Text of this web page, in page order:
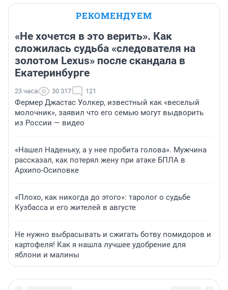
РЕКОМЕНДУЕМ
«Не хочется в это верить». Как
сложилась судьба «следователя на
золотом Lexus» после скандала в
Екатеринбурге
23 часа 30 317 121
Фермер Джастас Уолкер, известный как «веселый
молочник», заявил что его семью могут выдворить
из России — видео
«Нашел Наденьку, а у нее пробита голова». Мужчина
рассказал, как потерял жену при атаке БПЛА в
Архипо-Осиповке
«Плохо, как никогда до этого»: таролог о судьбе
Кузбасса и его жителей в августе
Не нужно выбрасывать и сжигать ботву помидоров и
картофеля! Как я нашла лучшее удобрение для
яблони и малины